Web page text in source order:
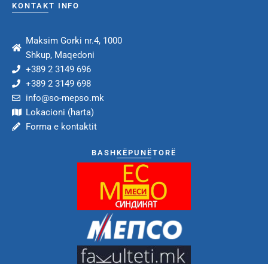
KONTAKT INFO
Maksim Gorki nr.4, 1000
Shkup, Maqedoni
+389 2 3149 696
+389 2 3149 698
info@so-mepso.mk
Lokacioni (harta)
Forma e kontaktit
BASHKËPUNËTORË